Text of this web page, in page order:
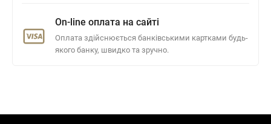
On-line оплата на сайті
Оплата здійснюється банківськими картками будь-
якого банку, швидко та зручно.